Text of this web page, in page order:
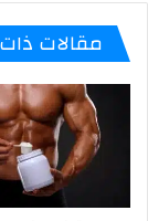
مقالات